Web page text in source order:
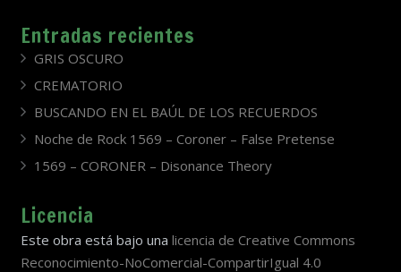
Entradas recientes
GRIS OSCURO
CREMATORIO
BUSCANDO EN EL BAÚL DE LOS RECUERDOS
Noche de Rock 1569 – Coroner – False Pretense
1569 – CORONER – Disonance Theory
Licencia
Este obra está bajo una licencia de Creative Commons
Reconocimiento-NoComercial-CompartirIgual 4.0